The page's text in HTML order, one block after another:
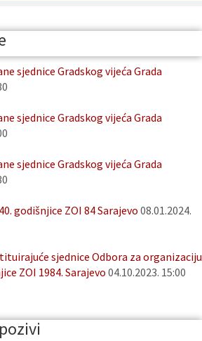
sjednice Gradskog vijeća Grada
sjednice Gradskog vijeća Grada
sjednice Gradskog vijeća Grada
godišnjice ZOI 84 Sarajevo 08.01.2024.
sjednice Odbora za organizaciju
ZOI 1984. Sarajevo 04.10.2023. 15:00